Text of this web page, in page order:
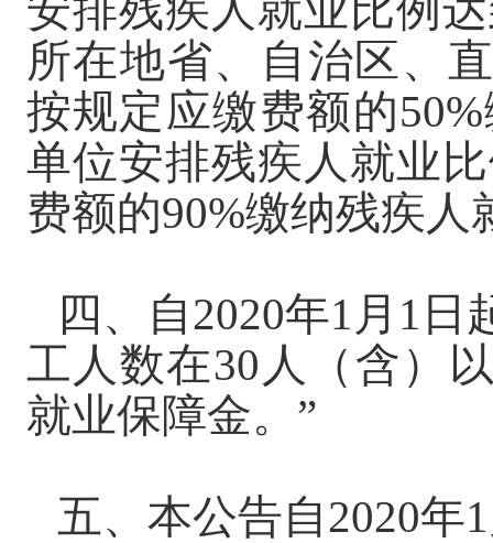
所在地省、自治区、
按规定应缴费额的
单位安排残疾人就业
费额的90%缴纳残疾人
四、自2020年1月1日
工人数在30人（含）
就业保障金。”
五、本公告自2020年